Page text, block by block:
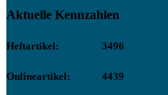
Aktuelle Kennzahlen
Heftartikel: 3496
Onlineartikel: 4439